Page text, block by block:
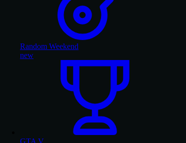
Random Weekend
new
GTA V